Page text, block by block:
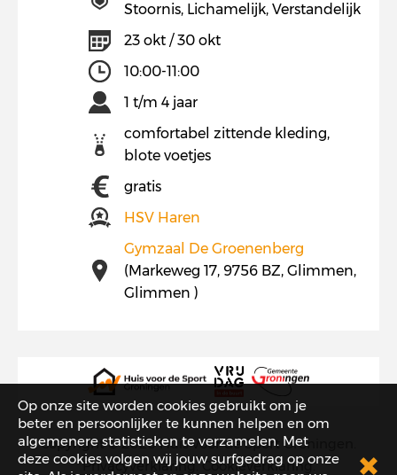
Op onze site worden cookies gebruikt om je
beter en persoonlijker te kunnen helpen en om
algemenere statistieken te verzamelen. Met
deze cookies volgen wij jouw surfgedrag op onze
Stoornis, Lichamelijk, Verstandelijk
23 okt / 30 okt
10:00-11:00
1 t/m 4 jaar
comfortabel zittende kleding,
blote voetjes
gratis
HSV Haren
Gymzaal De Groenenberg
(Markeweg 17, 9756 BZ, Glimmen,
Glimmen )
copyright © 2026Huis voor de Sport Groningen
Privacyverklaring.Cookieverklaring.